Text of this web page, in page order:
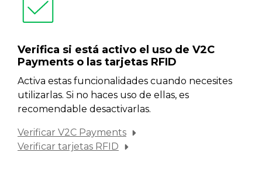
Verifica si está activo el uso de V2C
Payments o las tarjetas RFID
Activa estas funcionalidades cuando necesites
utilizarlas. Si no haces uso de ellas, es
recomendable desactivarlas.
Verificar V2C Payments
Verificar tarjetas RFID